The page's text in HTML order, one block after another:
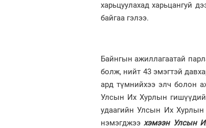
харьцуулахад харьцангуй
байгаа гэлээ.
Байнгын ажиллагаатай
болж, нийт 43 эмэгтэй
ард түмнийхээ элч болон
Улсын Их Хурлын
удаагийн Улсын Их Хурлын
нэмэгджээхэмээн Улсын